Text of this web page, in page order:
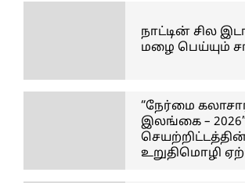
நாட்டின் சில
மழை பெய்யும்
“நேர்மை
இலங்கை –
உறுதிமொழி